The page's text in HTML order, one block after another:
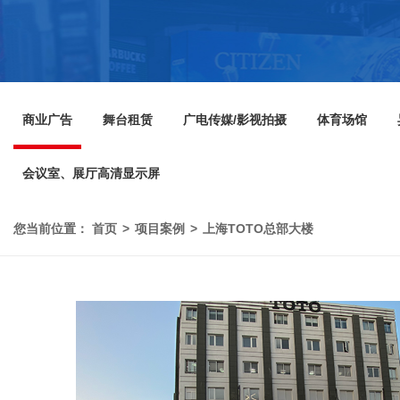
商业广告 舞台租赁 广电传媒/影视拍摄 体育场馆
会议室、展厅高清显示屏
您当前位置： 首页 项目案例 上海TOTO总部大楼